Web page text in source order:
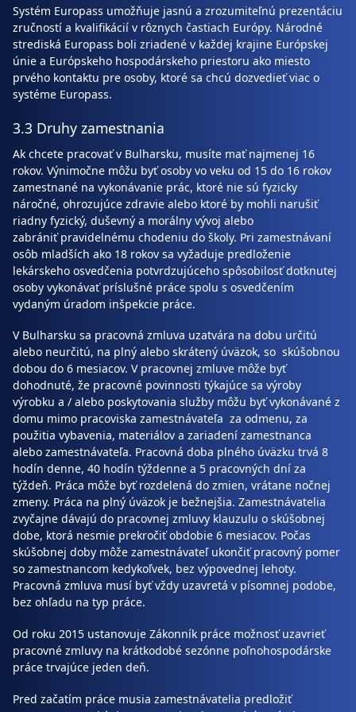
Systém Europass umožňuje jasnú a zrozumiteľnú prezentáciu
zručností a kvalifikácií v rôznych častiach Európy. Národné
strediská Europass boli zriadené v každej krajine Európskej
únie a Európskeho hospodárskeho priestoru ako miesto
prvého kontaktu pre osoby, ktoré sa chcú dozvedieť viac o
systéme Europass.
3.3 Druhy zamestnania
Ak chcete pracovať v Bulharsku, musíte mať najmenej 16
rokov. Výnimočne môžu byť osoby vo veku od 15 do 16 rokov
zamestnané na vykonávanie prác, ktoré nie sú fyzicky
náročné, ohrozujúce zdravie alebo ktoré by mohli narušiť
riadny fyzický, duševný a morálny vývoj alebo
zabrániť pravidelnému chodeniu do školy. Pri zamestnávaní
osôb mladších ako 18 rokov sa vyžaduje predloženie
lekárskeho osvedčenia potvrdzujúceho spôsobilosť dotknutej
osoby vykonávať príslušné práce spolu s osvedčením
vydaným úradom inšpekcie práce.
V Bulharsku sa pracovná zmluva uzatvára na dobu určitú
alebo neurčitú, na plný alebo skrátený úväzok, so skúšobnou
dobou do 6 mesiacov. V pracovnej zmluve môže byť
dohodnuté, že pracovné povinnosti týkajúce sa výroby
výrobku a / alebo poskytovania služby môžu byť vykonávané z
domu mimo pracoviska zamestnávateľa za odmenu, za
použitia vybavenia, materiálov a zariadení zamestnanca
alebo zamestnávateľa. Pracovná doba plného úväzku trvá 8
hodín denne, 40 hodín týždenne a 5 pracovných dní za
týždeň. Práca môže byť rozdelená do zmien, vrátane nočnej
zmeny. Práca na plný úväzok je bežnejšia. Zamestnávatelia
zvyčajne dávajú do pracovnej zmluvy klauzulu o skúšobnej
dobe, ktorá nesmie prekročiť obdobie 6 mesiacov. Počas
skúšobnej doby môže zamestnávateľ ukončiť pracovný pomer
so zamestnancom kedykoľvek, bez výpovednej lehoty.
Pracovná zmluva musí byť vždy uzavretá v písomnej podobe,
bez ohľadu na typ práce.
Od roku 2015 ustanovuje Zákonník práce možnosť uzavrieť
pracovné zmluvy na krátkodobé sezónne poľnohospodárske
práce trvajúce jeden deň.
Pred začatím práce musia zamestnávatelia predložiť